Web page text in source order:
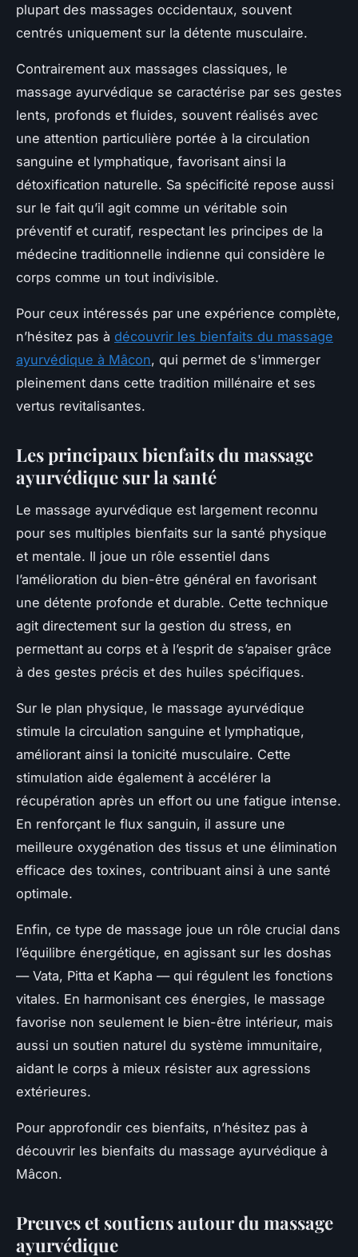
plupart des massages occidentaux, souvent
centrés uniquement sur la détente musculaire.
Contrairement aux massages classiques, le
massage ayurvédique se caractérise par ses gestes
lents, profonds et fluides, souvent réalisés avec
une attention particulière portée à la circulation
sanguine et lymphatique, favorisant ainsi la
détoxification naturelle. Sa spécificité repose aussi
sur le fait qu’il agit comme un véritable soin
préventif et curatif, respectant les principes de la
médecine traditionnelle indienne qui considère le
corps comme un tout indivisible.
Pour ceux intéressés par une expérience complète,
n’hésitez pas à découvrir les bienfaits du massage
ayurvédique à Mâcon, qui permet de s'immerger
pleinement dans cette tradition millénaire et ses
vertus revitalisantes.
Les principaux bienfaits du massage
ayurvédique sur la santé
Le massage ayurvédique est largement reconnu
pour ses multiples bienfaits sur la santé physique
et mentale. Il joue un rôle essentiel dans
l’amélioration du bien-être général en favorisant
une détente profonde et durable. Cette technique
agit directement sur la gestion du stress, en
permettant au corps et à l’esprit de s’apaiser grâce
à des gestes précis et des huiles spécifiques.
Sur le plan physique, le massage ayurvédique
stimule la circulation sanguine et lymphatique,
améliorant ainsi la tonicité musculaire. Cette
stimulation aide également à accélérer la
récupération après un effort ou une fatigue intense.
En renforçant le flux sanguin, il assure une
meilleure oxygénation des tissus et une élimination
efficace des toxines, contribuant ainsi à une santé
optimale.
Enfin, ce type de massage joue un rôle crucial dans
l’équilibre énergétique, en agissant sur les doshas
— Vata, Pitta et Kapha — qui régulent les fonctions
vitales. En harmonisant ces énergies, le massage
favorise non seulement le bien-être intérieur, mais
aussi un soutien naturel du système immunitaire,
aidant le corps à mieux résister aux agressions
extérieures.
Pour approfondir ces bienfaits, n’hésitez pas à
découvrir les bienfaits du massage ayurvédique à
Mâcon.
Preuves et soutiens autour du massage
ayurvédique